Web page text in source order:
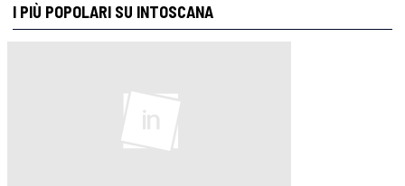
I PIÙ POPOLARI SU INTOSCANA